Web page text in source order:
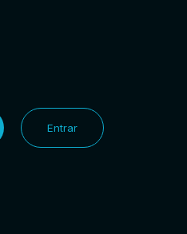
Entrar